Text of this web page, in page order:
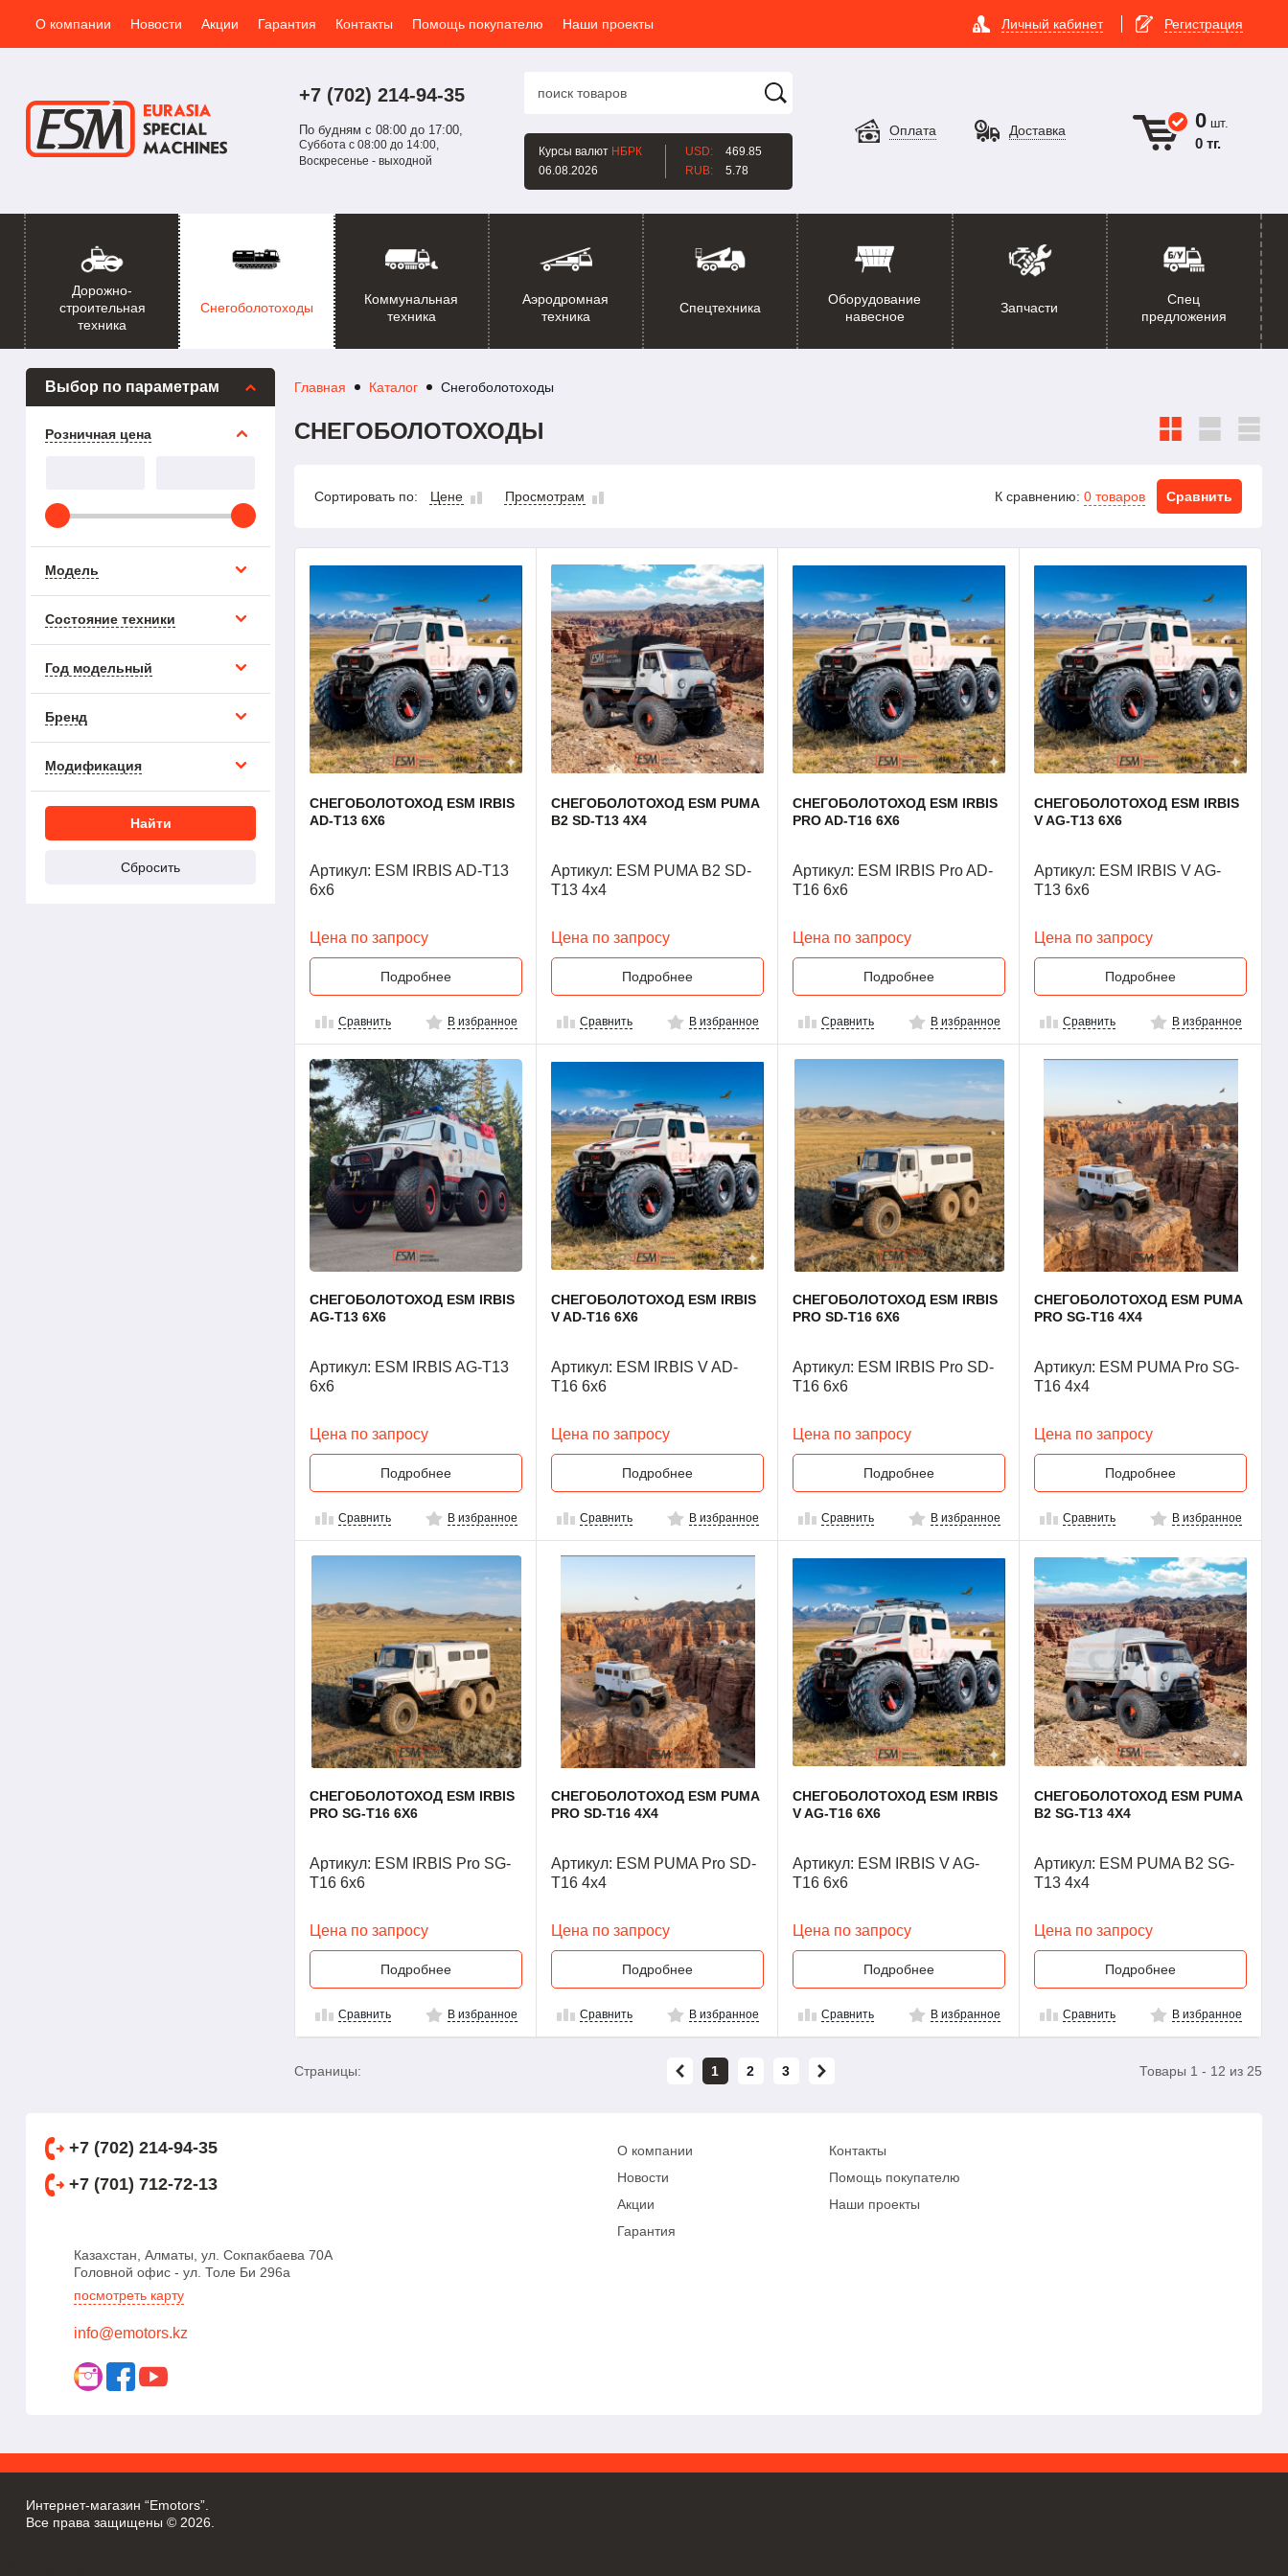
О компании Новости Акции Гарантия Контакты Помощь покупателю Наши проекты Личный кабинет Регистрация
+7 (702) 214-94-35
По будням с 08:00 до 17:00,
Суббота с 08:00 до 14:00,
Воскресенье - выходной
Курсы валют НБРК
06.08.2026
USD:
469.85
RUB:
5.78
Оплата Доставка 0 шт.
0 тг.
Дорожно-
строительная
техника
Снегоболотоходы
Коммунальная
техника
Аэродромная
техника
Спецтехника
Оборудование
навесное
Запчасти
Спец
предложения
Выбор по параметрам
Розничная цена
Модель
Состояние техники
Год модельный
Бренд
Модификация
Главная Каталог Снегоболотоходы
СНЕГОБОЛОТОХОДЫ
Сортировать по: Цене Просмотрам К сравнению: 0 товаров Сравнить
СНЕГОБОЛОТОХОД ESM IRBIS
AD-T13 6X6
Артикул: ESM IRBIS AD-T13
6x6
Цена по запросу
Подробнее
Сравнить В избранное
СНЕГОБОЛОТОХОД ESM PUMA
B2 SD-T13 4Х4
Артикул: ESM PUMA B2 SD-
T13 4х4
Цена по запросу
Подробнее
Сравнить В избранное
СНЕГОБОЛОТОХОД ESM IRBIS
PRO AD-T16 6X6
Артикул: ESM IRBIS Pro AD-
T16 6x6
Цена по запросу
Подробнее
Сравнить В избранное
СНЕГОБОЛОТОХОД ESM IRBIS
V AG-T13 6X6
Артикул: ESM IRBIS V AG-
T13 6x6
Цена по запросу
Подробнее
Сравнить В избранное
СНЕГОБОЛОТОХОД ESM IRBIS
AG-T13 6X6
Артикул: ESM IRBIS AG-T13
6x6
Цена по запросу
Подробнее
Сравнить В избранное
СНЕГОБОЛОТОХОД ESM IRBIS
V AD-T16 6X6
Артикул: ESM IRBIS V AD-
T16 6x6
Цена по запросу
Подробнее
Сравнить В избранное
СНЕГОБОЛОТОХОД ESM IRBIS
PRO SD-T16 6X6
Артикул: ESM IRBIS Pro SD-
T16 6x6
Цена по запросу
Подробнее
Сравнить В избранное
СНЕГОБОЛОТОХОД ESM PUMA
PRO SG-T16 4X4
Артикул: ESM PUMA Pro SG-
T16 4x4
Цена по запросу
Подробнее
Сравнить В избранное
СНЕГОБОЛОТОХОД ESM IRBIS
PRO SG-T16 6X6
Артикул: ESM IRBIS Pro SG-
T16 6x6
Цена по запросу
Подробнее
Сравнить В избранное
СНЕГОБОЛОТОХОД ESM PUMA
PRO SD-T16 4Х4
Артикул: ESM PUMA Pro SD-
T16 4х4
Цена по запросу
Подробнее
Сравнить В избранное
СНЕГОБОЛОТОХОД ESM IRBIS
V AG-T16 6X6
Артикул: ESM IRBIS V AG-
T16 6x6
Цена по запросу
Подробнее
Сравнить В избранное
СНЕГОБОЛОТОХОД ESM PUMA
B2 SG-T13 4Х4
Артикул: ESM PUMA B2 SG-
T13 4х4
Цена по запросу
Подробнее
Сравнить В избранное
Товары 1 - 12 из 25
Страницы: 1 2 3
+7 (702) 214-94-35
+7 (701) 712-72-13
Казахстан, Алматы, ул. Сокпакбаева 70А
Головной офис - ул. Толе Би 296а
посмотреть карту
info@emotors.kz
О компании
Новости
Акции
Гарантия
Контакты
Помощь покупателю
Наши проекты
Интернет-магазин “Emotors”.
Все права защищены © 2026.